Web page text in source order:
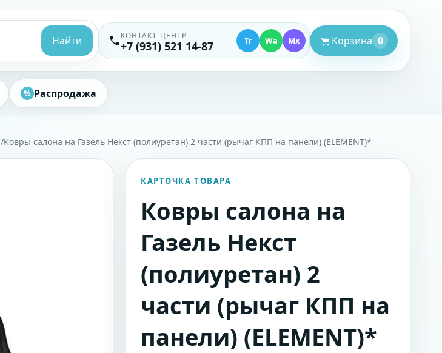
Найти КОНТАКТ-ЦЕНТР
+7 (931) 521 14-87 Тг Wa Mx Корзина 0
% Распродажа
Ковры салона на Газель Некст (полиуретан) 2 части (рычаг КПП на панели) (ELEMENT)*
КАРТОЧКА ТОВАРА
Ковры салона на
Газель Некст
(полиуретан) 2
части (рычаг КПП на
панели) (ELEMENT)*